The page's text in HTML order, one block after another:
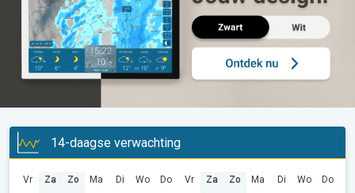
14-daagse verwachting
Vr Za Zo Ma Di Wo Do Vr Za Zo Ma Di Wo Do